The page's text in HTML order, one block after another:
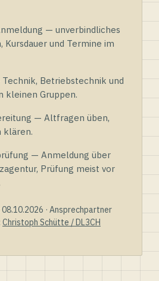
— unverbindliches
Kursdauer und Termine im
Betriebstechnik und
kleinen Gruppen.
— Altfragen üben,
klären.
— Anmeldung über
Prüfung meist vor
· Ansprechpartner
Christoph Schütte / DL3CH